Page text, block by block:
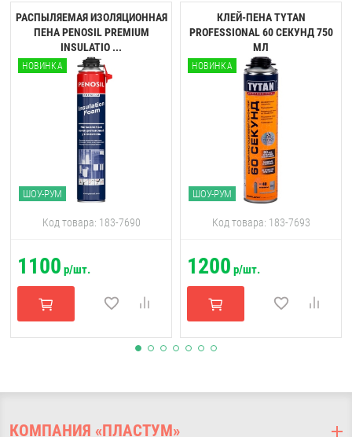
РАСПЫЛЯЕМАЯ ИЗОЛЯЦИОННАЯ
ПЕНА PENOSIL PREMIUM
INSULATIO ...
НОВИНКА
ШОУ-РУМ
Код товара: 183-7690
1100 р/шт.
КЛЕЙ-ПЕНА TYTAN
PROFESSIONAL 60 CЕКУНД 750
МЛ
НОВИНКА
ШОУ-РУМ
Код товара: 183-7693
1200 р/шт.
КОМПАНИЯ «ПЛАСТУМ»